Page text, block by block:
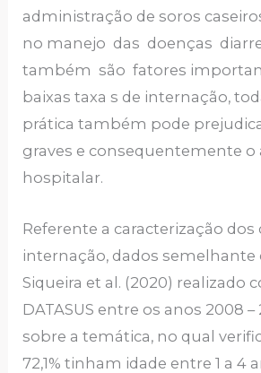
administração de soros
no manejo das doenças
também são fatores
baixas taxa s de internação,
prática também pode
graves e consequentemente
hospitalar.
Referente a caracterização dos
internação, dados semelhante
Siqueira et al. (2020) realizado
DATASUS entre os anos 2008 –
sobre a temática, no qual
72,1% tinham idade entre 1 a 4